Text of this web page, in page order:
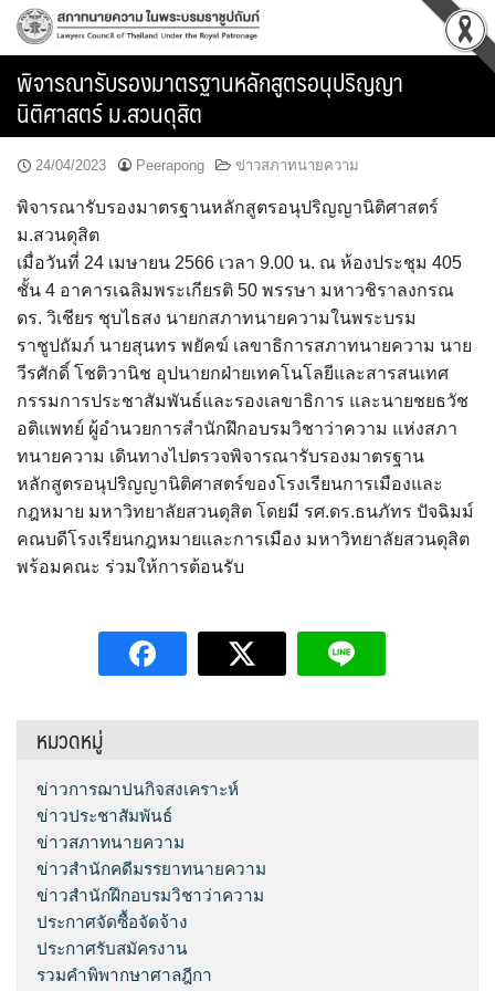
Skip
พิจารณารับรองมาตรฐานหลักสูตรอนุปริญญา
นิติศาสตร์ ม.สวนดุสิต
24/04/2023 Peerapong ข่าวสภาทนายความ
พิจารณารับรองมาตรฐานหลักสูตรอนุปริญญานิติศาสตร์
ม.สวนดุสิต
เมื่อวันที่ 24 เมษายน 2566 เวลา 9.00 น. ณ ห้องประชุม 405
ชั้น 4 อาคารเฉลิมพระเกียรติ 50 พรรษา มหาวชิราลงกรณ
ดร. วิเชียร ชุบไธสง นายกสภาทนายความในพระบรม
ราชูปถัมภ์ นายสุนทร พยัคฆ์ เลขาธิการสภาทนายความ นาย
วีรศักดิ์ โชติวานิช อุปนายกฝ่ายเทคโนโลยีและสารสนเทศ
กรรมการประชาสัมพันธ์และรองเลขาธิการ และนายชยธวัช
อติแพทย์ ผู้อำนวยการสำนักฝึกอบรมวิชาว่าความ แห่งสภา
ทนายความ เดินทางไปตรวจพิจารณารับรองมาตรฐาน
หลักสูตรอนุปริญญานิติศาสตร์ของโรงเรียนการเมืองและ
กฎหมาย มหาวิทยาลัยสวนดุสิต โดยมี รศ.ดร.ธนภัทร ปัจฉิมม์
คณบดีโรงเรียนกฎหมายและการเมือง มหาวิทยาลัยสวนดุสิต
พร้อมคณะ ร่วมให้การต้อนรับ
หมวดหมู่
ข่าวการฌาปนกิจสงเคราะห์
ข่าวประชาสัมพันธ์
ข่าวสภาทนายความ
ข่าวสำนักคดีมรรยาทนายความ
ข่าวสำนักฝึกอบรมวิชาว่าความ
ประกาศจัดซื้อจัดจ้าง
ประกาศรับสมัครงาน
รวมคำพิพากษาศาลฎีกา